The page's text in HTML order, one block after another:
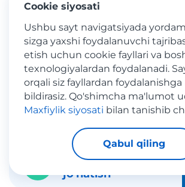
5
Xaridingizni
o'tkazing
6 Yetkazib berish to'lovi
O'zbekistonga
jo'natish
Cookie siyosati
Ushbu sayt navigatsiyada
sizga yaxshi foydalanuvchi
etish uchun cookie fayllari va
texnologiyalardan foydalanadi.
orqali siz fayllardan foydalanishga
bildirasiz. Qo'shimcha ma'lumot
Maxfiylik siyosati bilan tanishib
Qabul qiling